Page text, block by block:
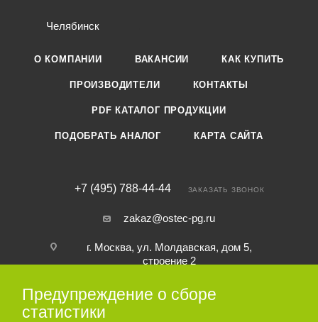
Челябинск
О КОМПАНИИ ВАКАНСИИ КАК КУПИТЬ
ПРОИЗВОДИТЕЛИ КОНТАКТЫ
PDF КАТАЛОГ ПРОДУКЦИИ
ПОДОБРАТЬ АНАЛОГ КАРТА САЙТА
+7 (495) 788-44-44 ЗАКАЗАТЬ ЗВОНОК
zakaz@ostec-pg.ru
г. Москва, ул. Молдавская, дом 5,
строение 2
ПОДПИСАТЬСЯ НА РАССЫЛКУ
Предупреждение о сборе
статистики